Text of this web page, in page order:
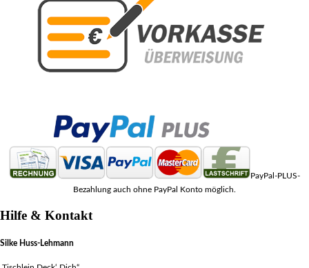
PayPal-PLUS-
Bezahlung auch ohne PayPal Konto möglich.
Hilfe & Kontakt
Silke Huss-Lehmann